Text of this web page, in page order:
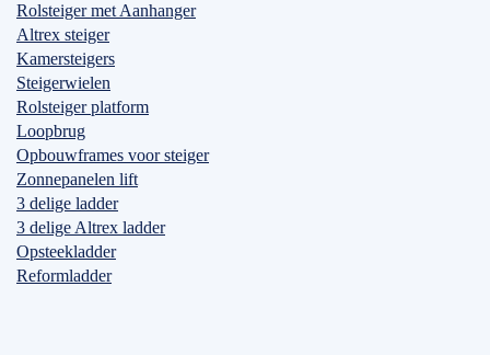
Rolsteiger met Aanhanger
Altrex steiger
Kamersteigers
Steigerwielen
Rolsteiger platform
Loopbrug
Opbouwframes voor steiger
Zonnepanelen lift
3 delige ladder
3 delige Altrex ladder
Opsteekladder
Reformladder